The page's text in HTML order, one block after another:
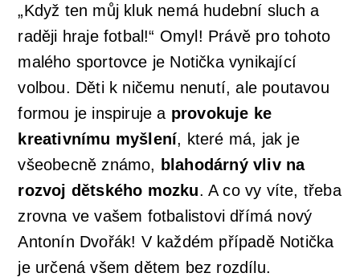
„Když ten můj kluk nemá hudební sluch a
raději hraje fotbal!“ Omyl! Právě pro tohoto
malého sportovce je Notička vynikající
volbou. Děti k ničemu nenutí, ale poutavou
formou je inspiruje a provokuje ke
kreativnímu myšlení, které má, jak je
všeobecně známo, blahodárný vliv na
rozvoj dětského mozku. A co vy víte, třeba
zrovna ve vašem fotbalistovi dřímá nový
Antonín Dvořák! V každém případě Notička
je určená všem dětem bez rozdílu.